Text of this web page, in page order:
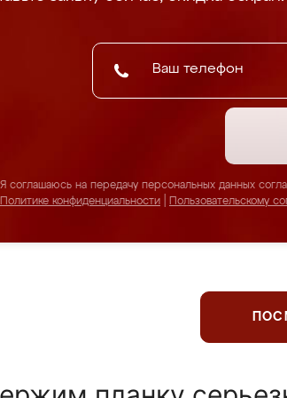
Я соглашаюсь на передачу персональных данных
Политике конфиденциальности
Пользовательскому